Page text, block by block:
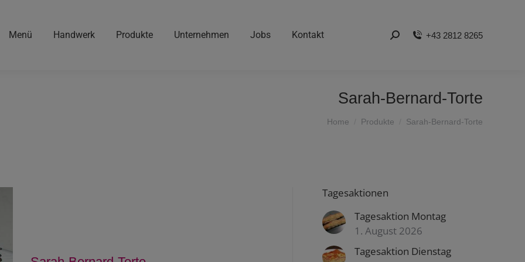
Menü Handwerk Produkte Unternehmen Jobs Kontakt Search: +43 2812 8265
Sarah-Bernard-Torte
Home Produkte Sarah-Bernard-Torte
Tagesaktionen
Tagesaktion Montag
1. August 2026
Tagesaktion Dienstag